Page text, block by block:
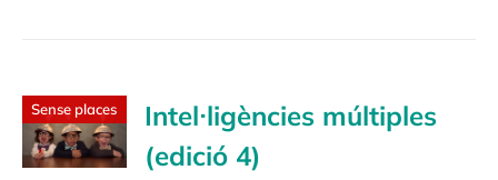
Sense places
Intel·ligències múltiples
(edició 4)